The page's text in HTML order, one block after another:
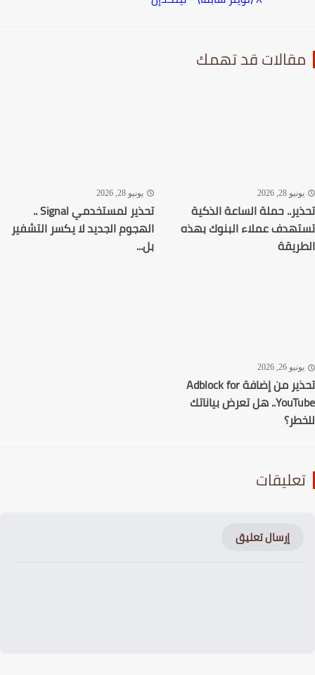
قد تهمك
28, 2026
حملة الساعة الذكية
عملاء البنوك بهذه
يونيو 28, 2026
تحذير لمستخدمي Signal ..
الهجوم الجديد لا يكسر التشفير
بل...
26, 2026
تحذير من إضافة Adblock for
YouTube.. هل تعرض بياناتك
إرسال تعليق